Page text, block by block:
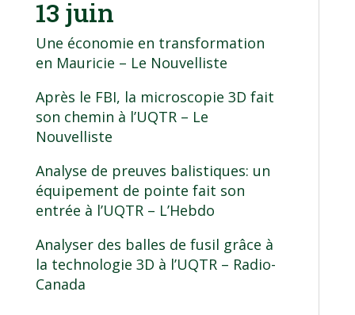
13 juin
Une économie en transformation
en Mauricie – Le Nouvelliste
Après le FBI, la microscopie 3D fait
son chemin à l’UQTR– Le
Nouvelliste
Analyse de preuves balistiques: un
équipement de pointe fait son
entrée à l’UQTR– L’Hebdo
Analyser des balles de fusil grâce à
la technologie 3D à l’UQTR– Radio-
Canada